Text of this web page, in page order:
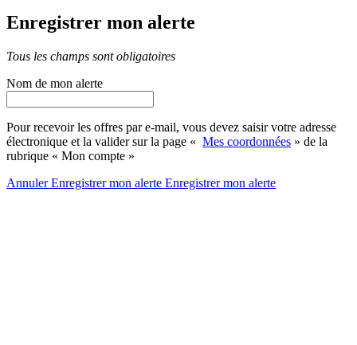
Enregistrer mon alerte
Tous les champs sont obligatoires
Nom de mon alerte
Pour recevoir les offres par e-mail, vous devez saisir votre adresse
électronique et la valider sur la page « Mes coordonnées » de la
rubrique « Mon compte »
AnnulerEnregistrer mon alerte Enregistrermon alerte